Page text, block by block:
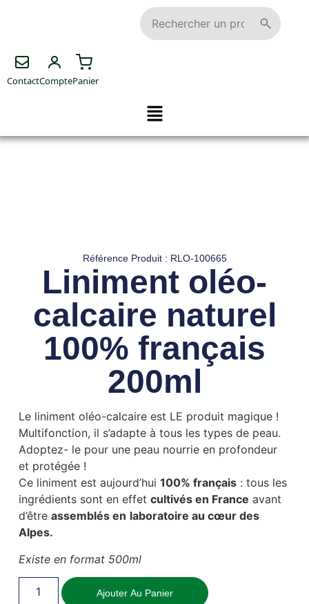
ContactComptePanier
Référence Produit : RLO-100665
Liniment oléo-
calcaire naturel
100% français
200ml
Le liniment oléo-calcaire est LE produit magique !
Multifonction, il s’adapte à tous les types de peau.
Adoptez- le pour une peau nourrie en profondeur
et protégée !
Ce liniment est aujourd’hui 100% français: tous les
ingrédients sont en effet cultivés en France avant
d’être assemblés en laboratoire au cœur des
Alpes.
Existe en format 500ml
Ajouter Au Panier